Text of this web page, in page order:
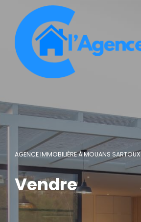
AGENCE IMMOBILIÈRE À MOUANS SARTOUX
Vendre